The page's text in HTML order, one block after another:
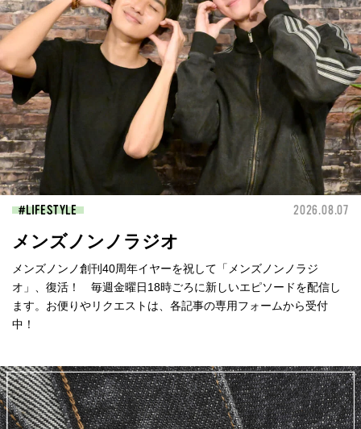
LIFESTYLE 2026.08.07
メンズノンノラジオ
メンズノンノ創刊40周年イヤーを祝して「メンズノンノラジ
オ」、復活！ 毎週金曜日18時ごろに新しいエピソードを配信し
ます。お便りやリクエストは、各記事の専用フォームから受付
中！